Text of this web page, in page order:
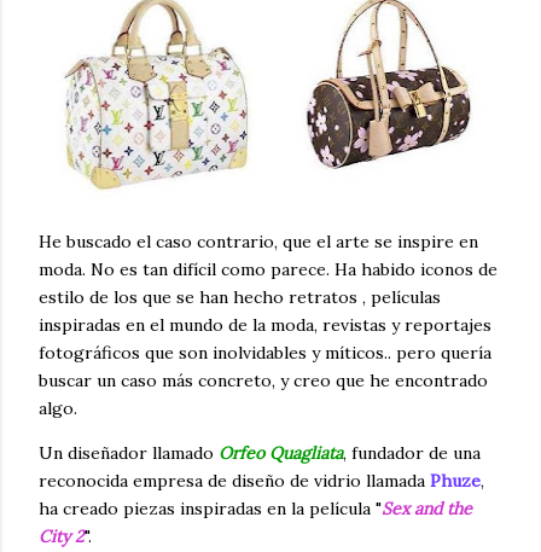
He buscado el caso contrario, que el arte se inspire en
moda. No es tan difícil como parece. Ha habido iconos de
estilo de los que se han hecho retratos , películas
inspiradas en el mundo de la moda, revistas y reportajes
fotográficos que son inolvidables y míticos.. pero quería
buscar un caso más concreto, y creo que he encontrado
algo.
Un diseñador llamado Orfeo Quagliata, fundador de una
reconocida empresa de diseño de vidrio llamada Phuze,
ha creado piezas inspiradas en la película "Sex and the
City 2".